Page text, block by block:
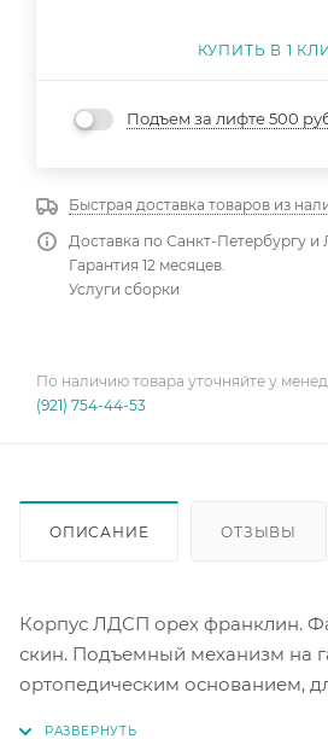
КУПИТЬ В 1
Подъем за лифте 500
Быстрая доставка товаров из
Доставка по Санкт-Петербургу и
Гарантия 12 месяцев.
Услуги сборки
По наличию товара уточняйте у
(921) 754-44-53
ОПИСАНИЕ ОТЗЫВЫ
Корпус ЛДСП орех франклин.
скин. Подъемный механизм на
ортопедическим основанием,